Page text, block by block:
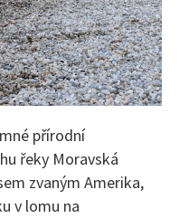
přírodní
řeky Moravská
zvaným Amerika,
v lomu na